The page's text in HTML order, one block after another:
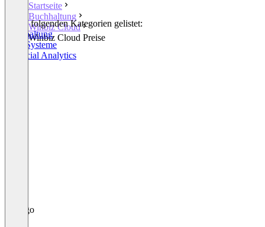
Startseite
Buchhaltung
Winbiz Cloud
Winbiz Cloud Preise
In den folgenden Kategorien gelistet:
Buchhaltung
ERP-Systeme
Financial Analytics